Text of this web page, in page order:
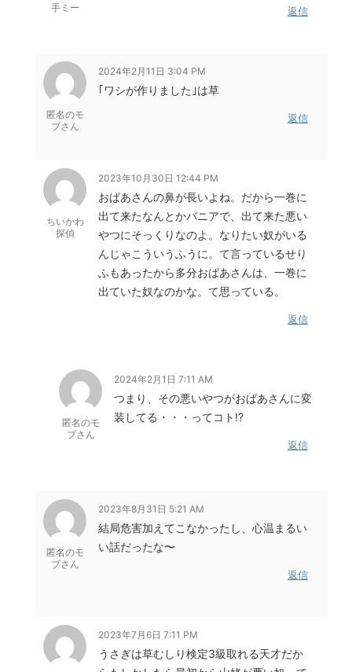
手ミー 返信
匿名のモ
ブさん
2024年2月11日 3:04 PM
｢ワシが作りました｣は草
返信
ちいかわ
探偵
2023年10月30日 12:44 PM
おばあさんの鼻が長いよね。だから一巻に
出て来たなんとかバニアで、出て来た悪い
やつにそっくりなのよ。なりたい奴がいる
んじゃこういうふうに。て言っているせり
ふもあったから多分おばあさんは、一巻に
出ていた奴なのかな。て思っている。
返信
匿名のモ
ブさん
2024年2月1日 7:11 AM
つまり、その悪いやつがおばあさんに変
装してる・・・ってコト!?
返信
匿名のモ
ブさん
2023年8月31日 5:21 AM
結局危害加えてこなかったし、心温まるい
い話だったな〜
返信
2023年7月6日 7:11 PM
うさぎは草むしり検定3級取れる天才だか